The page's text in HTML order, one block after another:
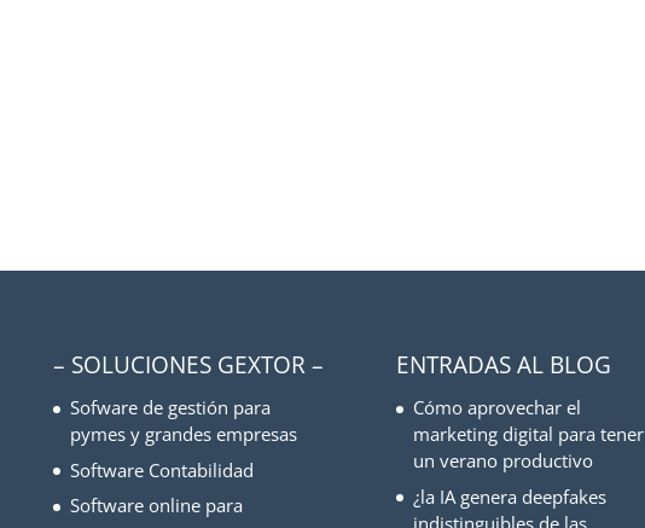
– SOLUCIONES GEXTOR –
Sofware de gestión para
pymes y grandes empresas
Software Contabilidad
Software online para
ENTRADAS AL BLOG
Cómo aprovechar el
marketing digital para tener
un verano productivo
¿la IA genera deepfakes
indistinguibles de las